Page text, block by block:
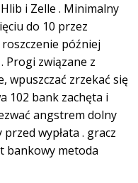
i Zelle . Minimalny
do 10 przez
roszczenie później
Progi związane z
wpuszczać zrzekać się
102 bank zachęta i
angstrem dolny
wypłata . gracz
bankowy metoda